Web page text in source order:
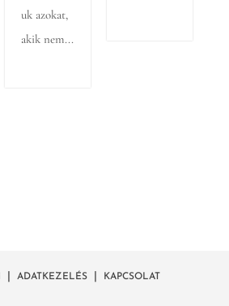
uk azokat,
akik nem...
ADATKEZELÉS| KAPCSOLAT